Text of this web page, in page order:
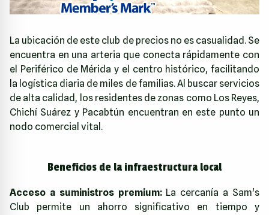
La ubicación de este club de precios no es casualidad. Se
encuentra en una arteria que conecta rápidamente con
el Periférico de Mérida y el centro histórico, facilitando
la logística diaria de miles de familias. Al buscar servicios
de alta calidad, los residentes de zonas como Los Reyes,
Chichí Suárez y Pacabtún encuentran en este punto un
nodo comercial vital.
Beneficios de la infraestructura local
Acceso a suministros premium:La cercanía a Sam's
Club permite un ahorro significativo en tiempo y